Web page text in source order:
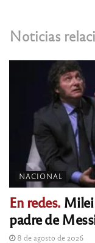
Noticias
NACIONAL
En redes. Milei
padre de
8 de agosto de 2026